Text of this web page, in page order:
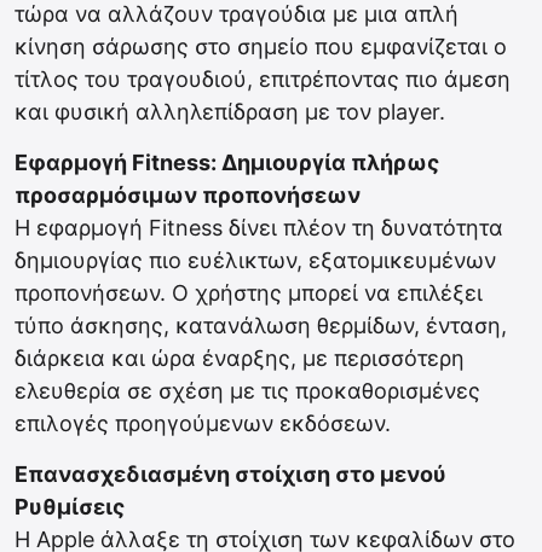
τώρα να αλλάζουν τραγούδια με μια απλή
κίνηση σάρωσης στο σημείο που εμφανίζεται ο
τίτλος του τραγουδιού, επιτρέποντας πιο άμεση
και φυσική αλληλεπίδραση με τον player.
Εφαρμογή Fitness: Δημιουργία πλήρως
προσαρμόσιμων προπονήσεων
Η εφαρμογή Fitness δίνει πλέον τη δυνατότητα
δημιουργίας πιο ευέλικτων, εξατομικευμένων
προπονήσεων. Ο χρήστης μπορεί να επιλέξει
τύπο άσκησης, κατανάλωση θερμίδων, ένταση,
διάρκεια και ώρα έναρξης, με περισσότερη
ελευθερία σε σχέση με τις προκαθορισμένες
επιλογές προηγούμενων εκδόσεων.
Επανασχεδιασμένη στοίχιση στο μενού
Ρυθμίσεις
Η Apple άλλαξε τη στοίχιση των κεφαλίδων στο